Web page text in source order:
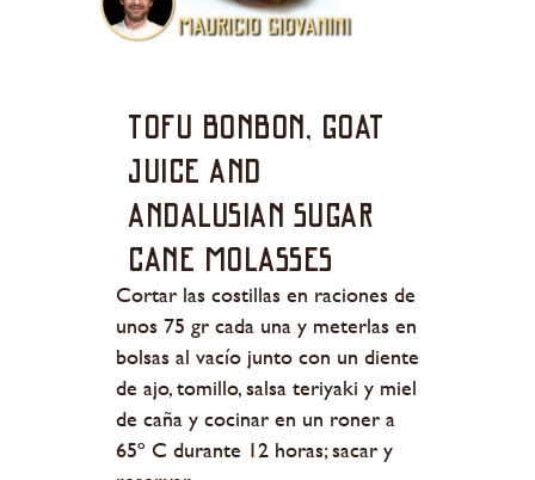
Tofu bonbon, goat
juice and
Andalusian sugar
cane molasses
Cortar las costillas en raciones de
unos 75 gr cada una y meterlas en
bolsas al vacío junto con un diente
de ajo, tomillo, salsa teriyaki y miel
de caña y cocinar en un roner a
65º C durante 12 horas; sacar y